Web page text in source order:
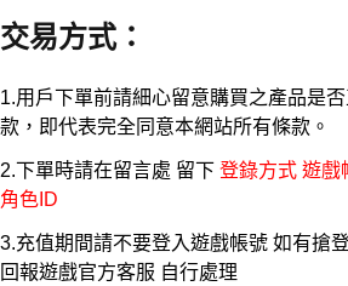
交易方式：
1.用戶下單前請細心留意購買之產品是
款，即代表完全同意本網站所有條款。
2.下單時請在留言處 留下 登錄方式 遊戲
角色ID
3.充值期間請不要登入遊戲帳號 如有搶
回報遊戲官方客服 自行處理